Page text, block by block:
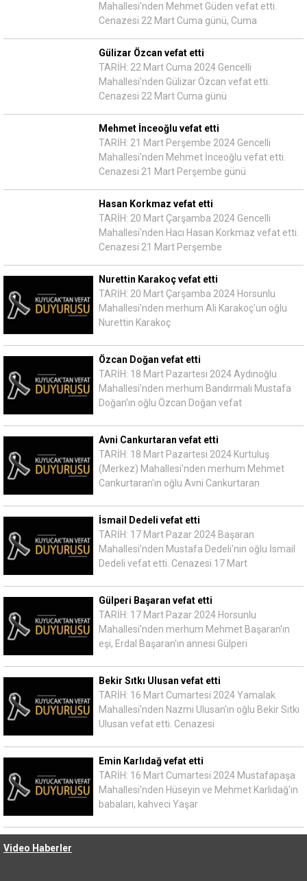
Mahallesi'nden Mehmet Güden vefat etti.
Cenazesi 22 Mart Cuma günü, Cuma
Gülizar Özcan vefat etti
TARİH: 22 Mart Cuma 2024 Gencelli
Mahallesi'nden Gülizar Özcan vefat etti.
Cenazesi 22 Mart Cuma günü
Mehmet İnceoğlu vefat etti
TARİH: 21 Mart Perşembe 2024 Gencelli
Mahallesi'nden Mehmet İnceoğlu vefat etti.
Cenazesi 21 Mart Perşembe günü
Hasan Korkmaz vefat etti
TARİH: 20 Mart Çarşamba 2024 Gencelli
Mahallesi'nden Hacı Hasan Korkmaz vefat etti.
Cenazesi 21 Mart Perşembe
Nurettin Karakoç vefat etti
TARİH: 20 Mart Çarşamba 2024 Horsunlu
Mahallesi'nden merhum Ali Karakoç'un oğlu
Nurettin Karakoç
Özcan Doğan vefat etti
TARİH: 18 Mart Pazartesi 2024 Aydınoğlu
Mahallesi'nden merhum Bandırmalı Mustafa
Doğan'ın oğlu Özcan Doğan vefat
Avni Cankurtaran vefat etti
TARİH: 18 Mart Pazartesi 2024 Kurtuluş
(Merkez) Mahallesi'nden merhum Mehmet
Cankurtaran'ın oğlu Avni Cankurtaran
İsmail Dedeli vefat etti
TARİH: 17 Mart Pazar 2024 Başaran
Mahallesi'nden Mustafa Dedeli'nin oğlu İsmail
Dedeli vefat etti. Cenazesi 17 Mart
Gülperi Başaran vefat etti
TARİH: 17 Mart Pazar 2024 Horsunlu
Mahallesi'nden merhum Mehmet Başaran'ın
eşi, Erdal Başaran'ın annesi Gülperi
Bekir Sıtkı Ulusan vefat etti
TARİH: 16 Mart Cumartesi 2024 Yamalak
Mahallesi'nden Nazmi Ulusan'ın oğlu Bekir Sıtkı
Ulusan vefat etti. Cenazesi
Emin Karlıdağ vefat etti
TARİH: 16 Mart Cumartesi 2024 Mustafapaşa
Mahallesi'nden Hüseyin ve Mehmet Karlıdağ'ın
babaları, kahveci Yaşar
Video Haberler